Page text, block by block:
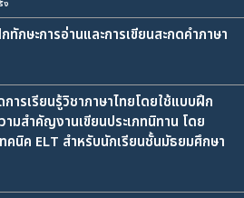
ง
กษะการอ่านและการเขียนสะกดคำภาษา
รเรียนรู้วิชาภาษาไทยโดยใช้แบบฝึก
ามสำคัญงานเขียนประเภทนิทาน โดย
นิค ELT สำหรับนักเรียนชั้นมัธยมศึกษา